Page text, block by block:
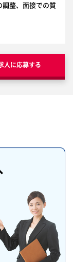
調整、面接での質
人に応募する